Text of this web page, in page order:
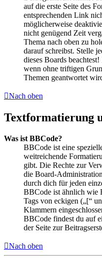
auf die erste Seite des
entsprechenden Link
möglicherweise
nicht genügend Zeit
Thema nach oben zu
darauf schreibst. Stelle
dieses Boards
wenn ohne triftigen
Themen geantwortet
Nach oben
Textformatierung
Was ist BBCode?
BBCode ist eine
weitreichende
gibt. Die Rechte zur
die Board-
durch dich für jeden
BBCode ist ähnlich wie
Tags von eckigen („[“
Klammern
BBCode findest du auf
der Seite zur
Nach oben